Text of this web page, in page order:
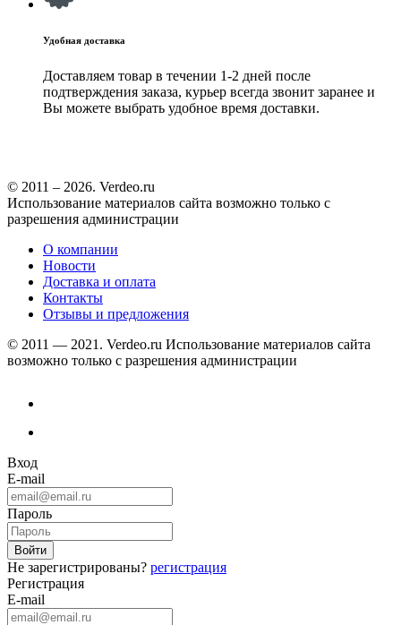
Удобная доставка
Доставляем товар в течении 1-2 дней после
подтверждения заказа, курьер всегда звонит заранее и
Вы можете выбрать удобное время доставки.
© 2011 – 2026. Verdeo.ru
Использование материалов сайта возможно только с
разрешения администрации
О компании
Новости
Доставка и оплата
Контакты
Отзывы и предложения
© 2011 — 2021. Verdeo.ru Использование материалов сайта
возможно только с разрешения администрации
Вход
E-mail
Пароль
Не зарегистрированы? регистрация
Регистрация
E-mail